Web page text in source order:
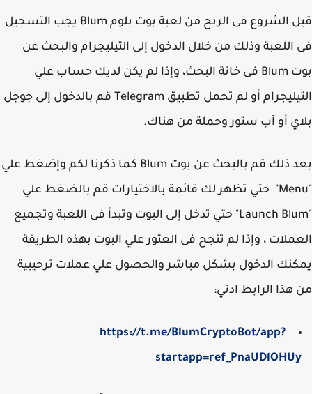
قبل الشروع فى الربح من لعبة بوت بلوم Blum يجب التسجيل
وذلك من خلال الدخول إلى التيليجرام والبحث عن
بوت Blum فى خانة البحث، وإذا لم يكن لديك حساب علي
التيليجرام أو لم تحمل تطبيق Telegram قم بالدخول إلى جوجل
أو آب ستور وحملة من هناك.
بعد ذلك قم بالبحث عن بوت Blum كما ذكرنا لكم وإضغط علي
"Menu" حتي تظهر لك قائمة بالاختيارات قم بالضغط علي
"Launch Blum" حتي تدخل إلى البوت وتبدأ فى اللعبة وتجميع
، وإذا لم تنجح فى العثور علي البوت بهذه الطريقة
الدخول بشكل مباشر والحصول علي عملات ترحيبية
الرابط ادني:
https://t.me/BlumCryptoBot/app?